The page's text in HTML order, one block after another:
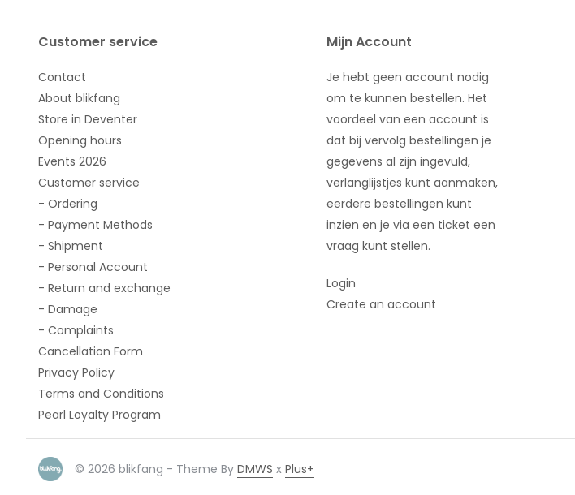
Customer service
Contact
About blikfang
Store in Deventer
Opening hours
Events 2026
Customer service
- Ordering
- Payment Methods
- Shipment
- Personal Account
- Return and exchange
- Damage
- Complaints
Cancellation Form
Privacy Policy
Terms and Conditions
Pearl Loyalty Program
Mijn Account
Je hebt geen account nodig
om te kunnen bestellen. Het
voordeel van een account is
dat bij vervolg bestellingen je
gegevens al zijn ingevuld,
verlanglijstjes kunt aanmaken,
eerdere bestellingen kunt
inzien en je via een ticket een
vraag kunt stellen.
Login
Create an account
© 2026 blikfang - Theme By DMWS x Plus+